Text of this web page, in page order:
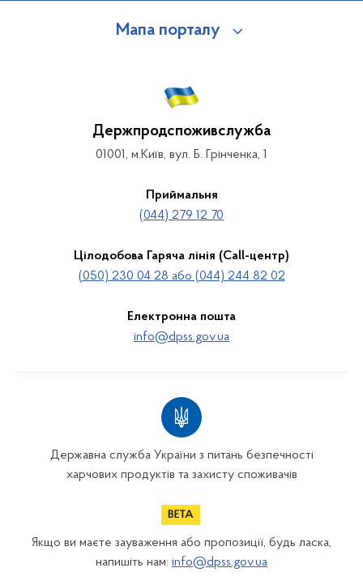
Мапа порталу
Держпродспоживслужба
01001, м.Київ, вул. Б. Грінченка, 1
Приймальня
(044) 279 12 70
Цілодобова Гаряча лінія (Call-центр)
(050) 230 04 28 або (044) 244 82 02
Електронна пошта
info@dpss.gov.ua
Державна служба України з питань безпечності
харчових продуктів та захисту споживачів
Якщо ви маєте зауваження або пропозиції, будь ласка,
напишіть нам: info@dpss.gov.ua